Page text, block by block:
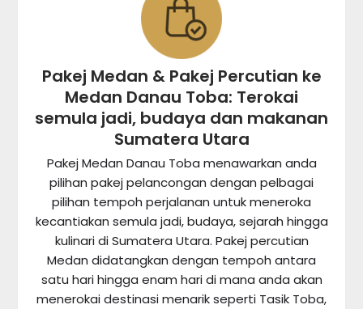
Pakej Medan & Pakej Percutian ke
Medan Danau Toba: Terokai
semula jadi, budaya dan makanan
Sumatera Utara
Pakej Medan Danau Toba menawarkan anda
pilihan pakej pelancongan dengan pelbagai
pilihan tempoh perjalanan untuk meneroka
kecantiakan semula jadi, budaya, sejarah hingga
kulinari di Sumatera Utara. Pakej percutian
Medan didatangkan dengan tempoh antara
satu hari hingga enam hari di mana anda akan
menerokai destinasi menarik seperti Tasik Toba,